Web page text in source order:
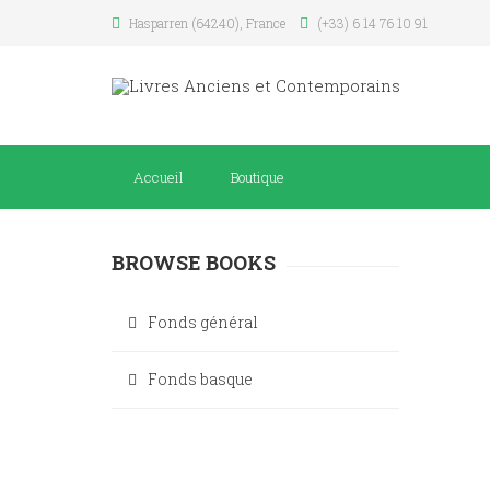
Hasparren (64240), France (+33) 6 14 76 10 91
Accueil Boutique
BROWSE BOOKS
Fonds général
Fonds basque